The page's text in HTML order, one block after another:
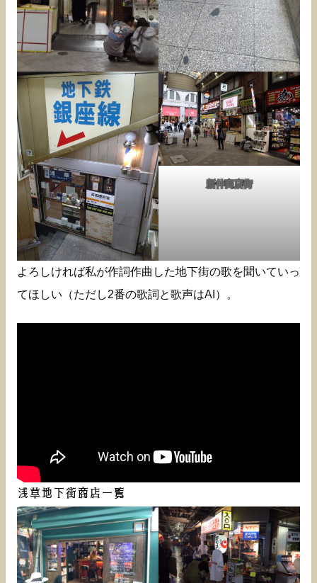
新仲商店街
よろしければ私が作詞作曲した地下街の歌を聞いていっ
てほしい（ただし2番の歌詞と歌声はAI）。
浅草地下街商店一覧